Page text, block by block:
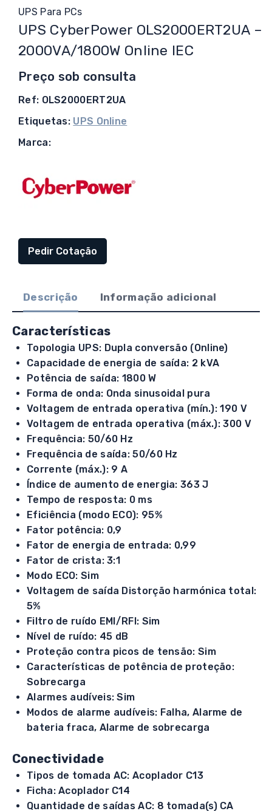
UPS Para PCs
UPS CyberPower OLS2000ERT2UA –
2000VA/1800W Online IEC
Preço sob consulta
Ref: OLS2000ERT2UA
Etiquetas: UPS Online
Marca:
Pedir Cotação
Descrição Informação adicional
Características
Topologia UPS: Dupla conversão (Online)
Capacidade de energia de saída: 2 kVA
Potência de saída: 1800 W
Forma de onda: Onda sinusoidal pura
Voltagem de entrada operativa (mín.): 190 V
Voltagem de entrada operativa (máx.): 300 V
Frequência: 50/60 Hz
Frequência de saída: 50/60 Hz
Corrente (máx.): 9 A
Índice de aumento de energia: 363 J
Tempo de resposta: 0 ms
Eficiência (modo ECO): 95%
Fator potência: 0,9
Fator de energia de entrada: 0,99
Fator de crista: 3:1
Modo ECO: Sim
Voltagem de saída Distorção harmónica total:
5%
Filtro de ruído EMI/RFI: Sim
Nível de ruído: 45 dB
Proteção contra picos de tensão: Sim
Características de potência de proteção:
Sobrecarga
Alarmes audíveis: Sim
Modos de alarme audíveis: Falha, Alarme de
bateria fraca, Alarme de sobrecarga
Conectividade
Tipos de tomada AC: Acoplador C13
Ficha: Acoplador C14
Quantidade de saídas AC: 8 tomada(s) CA